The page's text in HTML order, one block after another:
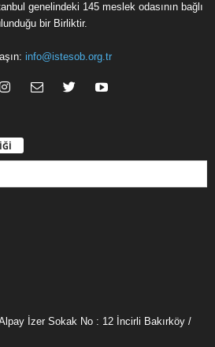
genelindeki 145 meslek odasının bağlı
bir Birliktir.
info@istesob.org.tr
İzer Sokak No : 12 İncirli Bakırköy /